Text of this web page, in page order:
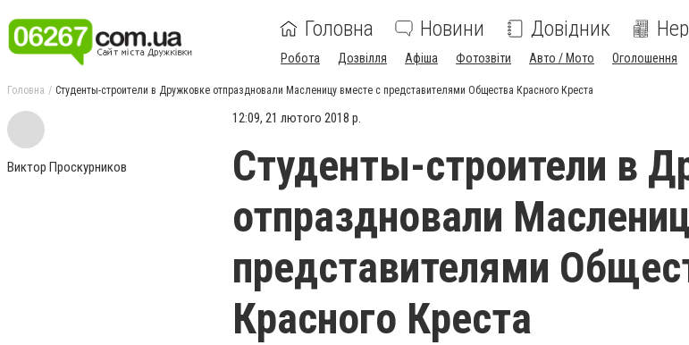
Головна Новини Довідник
Робота Дозвілля Афіша Фотозвіти Авто / Мото Оголошення
Головна Студенты-строители в Дружковке отпраздновали Масленицу вместе с представителями Общества Красного Креста
Виктор Проскурников
12:09, 21 лютого 2018 р.
Студенты-строители в
отпраздновали
представителями
Красного Креста